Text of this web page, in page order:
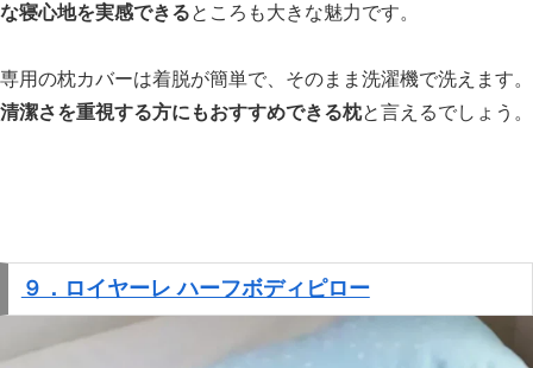
な寝心地を実感できるところも大きな魅力です。
専用の枕カバーは着脱が簡単で、そのまま洗濯機で洗えます。
清潔さを重視する方にもおすすめできる枕と言えるでしょう。
９．ロイヤーレ ハーフボディピロー